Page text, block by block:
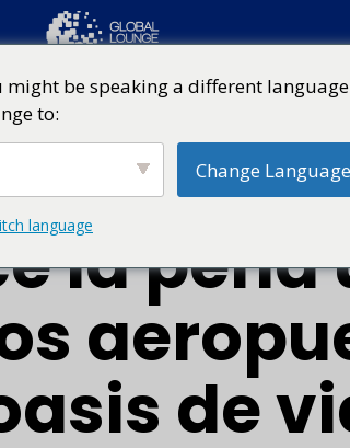
la
de
might be speaking a different
to:
Change Language
language